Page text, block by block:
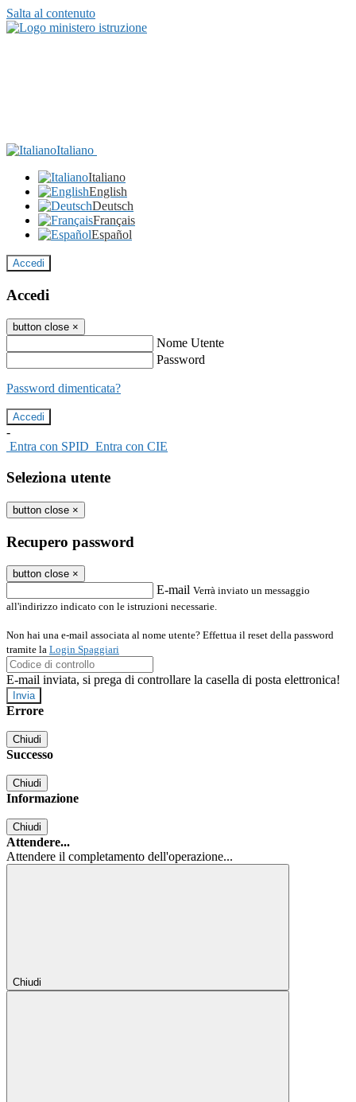
Salta al contenuto
Italiano
Italiano
English
Deutsch
Français
Español
Accedi
Accedi
button close ×
Nome Utente
Password
Password dimenticata?
-
Entra con SPID Entra con CIE
Seleziona utente
button close ×
Recupero password
button close ×
E-mail Verrà inviato un messaggio
all'indirizzo indicato con le istruzioni necessarie.
Non hai una e-mail associata al nome utente? Effettua il reset della password
tramite la Login Spaggiari
E-mail inviata, si prega di controllare la casella di posta elettronica!
Errore
Chiudi
Successo
Chiudi
Informazione
Chiudi
Attendere...
Attendere il completamento dell'operazione...
Chiudi